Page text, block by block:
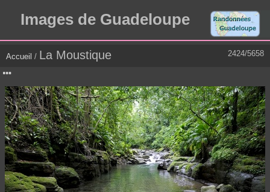
Images de Guadeloupe
2424/5658
Accueil / La Moustique